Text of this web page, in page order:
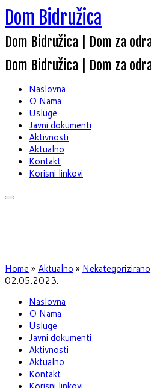
Dom Bidružica
Dom Bidružica | Dom za
Dom Bidružica | Dom za
Naslovna
O Nama
Usluge
Javni dokumenti
Aktivnosti
Aktualno
Kontakt
Korisni linkovi
Home » Aktualno » Nekategorizirano
02.05.2023.
Naslovna
O Nama
Usluge
Javni dokumenti
Aktivnosti
Aktualno
Kontakt